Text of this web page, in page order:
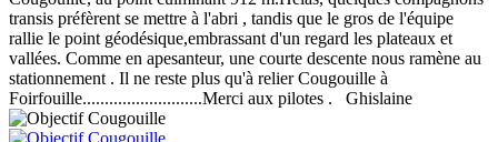
transis préfèrent se mettre à l'abri , tandis que le gros de l'équipe
rallie le point géodésique,embrassant d'un regard les plateaux et
vallées. Comme en apesanteur, une courte descente nous ramène au
stationnement . Il ne reste plus qu'à relier Cougouille à
Foirfouille...........................Merci aux pilotes . Ghislaine